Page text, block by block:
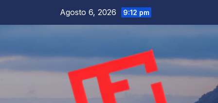
Agosto 6, 2026 9:12 pm